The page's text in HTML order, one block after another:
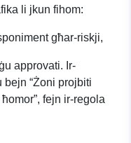
li jkun fihom:
għar-riskji,
approvati. Ir-
“Żoni projbiti
fejn ir-regola